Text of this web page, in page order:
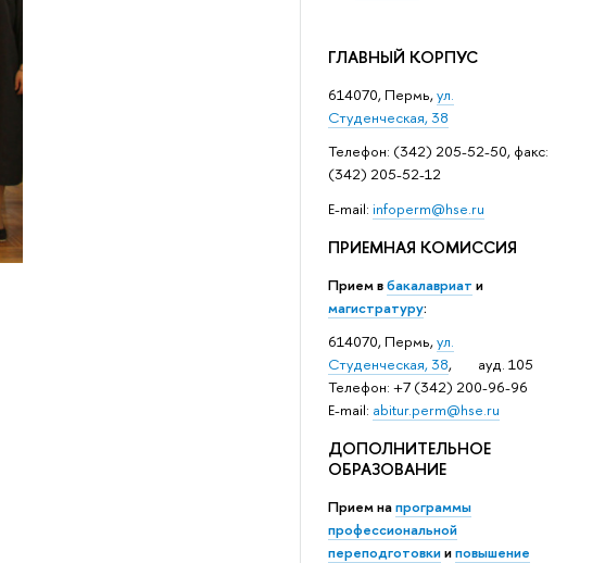
ГЛАВНЫЙ КОРПУС
614070, Пермь,ул.
Студенческая, 38
Телефон: (342) 205-52-50, факс:
(342) 205-52-12
Е-mail: infoperm@hse.ru
ПРИЕМНАЯ КОМИССИЯ
Прием вбакалавриат и
магистратуру:
614070, Пермь,ул.
Студенческая, 38, ауд. 105
Телефон: +7 (342) 200-96-96
E-mail: abitur.perm@hse.ru
ДОПОЛНИТЕЛЬНОЕ
ОБРАЗОВАНИЕ
Прием напрограммы
профессиональной
переподготовкииповышение